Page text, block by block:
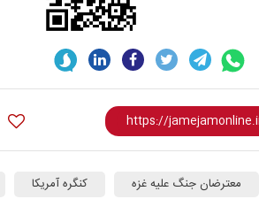
معترضان جنگ علیه غزه کنگره آمریکا